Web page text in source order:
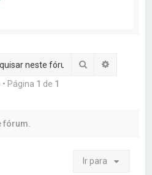
Pesquisar
Página 1 de 1
fórum.
Ir para